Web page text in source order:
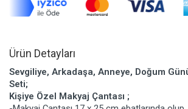
Ürün Detayları
Sevgiliye, Arkadaşa, Anneye, Doğum
Seti;
Kişiye Özel Makyaj Çantası ;